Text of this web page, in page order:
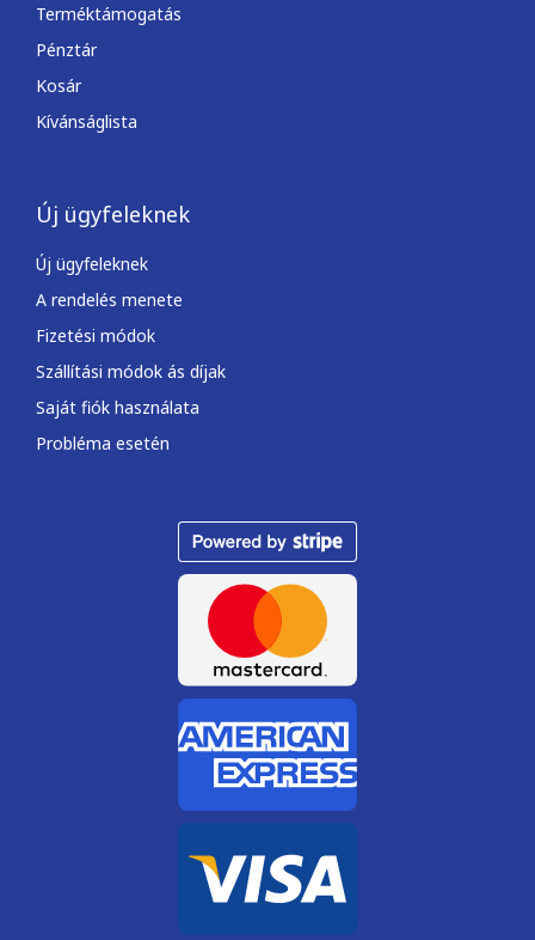
Terméktámogatás
Pénztár
Kosár
Kívánságlista
Új ügyfeleknek
Új ügyfeleknek
A rendelés menete
Fizetési módok
Szállítási módok ás díjak
Saját fiók használata
Probléma esetén